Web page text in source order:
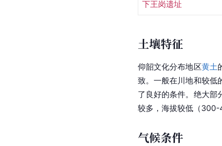
下王岗遗址
土壤特征
仰韶文化分布地区黄土
致。一般在川地和较低
了良好的条件。绝大部
较多，海拔较低（300-
气候条件